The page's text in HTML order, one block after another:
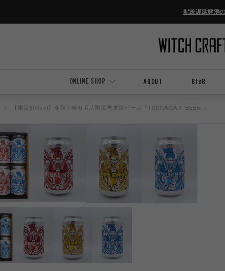
配送遅延解消
ONLINE SHOP ABOUT BtoB
【限定800set】令和７年８月大雨災害支援ビール『TSUNAGARI BEER 』